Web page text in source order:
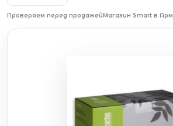
Проверяем перед продажейМагазин Smart в